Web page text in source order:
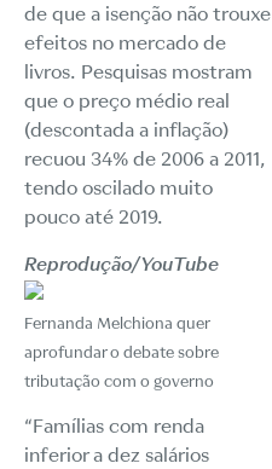
de que a isenção não trouxe
efeitos no mercado de
livros. Pesquisas mostram
que o preço médio real
(descontada a inflação)
recuou 34% de 2006 a 2011,
tendo oscilado muito
pouco até 2019.
Reprodução/YouTube
Fernanda Melchiona quer
aprofundar o debate sobre
tributação com o governo
“Famílias com renda
inferior a dez salários